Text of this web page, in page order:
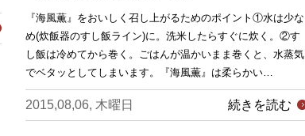
『海風薫』をおいしく召し上がるためのポイント①水は少な
め(炊飯器のすし飯ライン)に。洗米したらすぐに炊く。②す
し飯は冷めてから巻く。ごはんが温かいまま巻くと、水蒸気
でベタッとしてしまいます。『海風薫』は柔らかい…
2015,08,06, 木曜日 続きを読む